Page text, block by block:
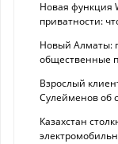
Новая функция
приватности:
Новый Алматы:
общественные
Взрослый
Сулейменов об
Казахстан